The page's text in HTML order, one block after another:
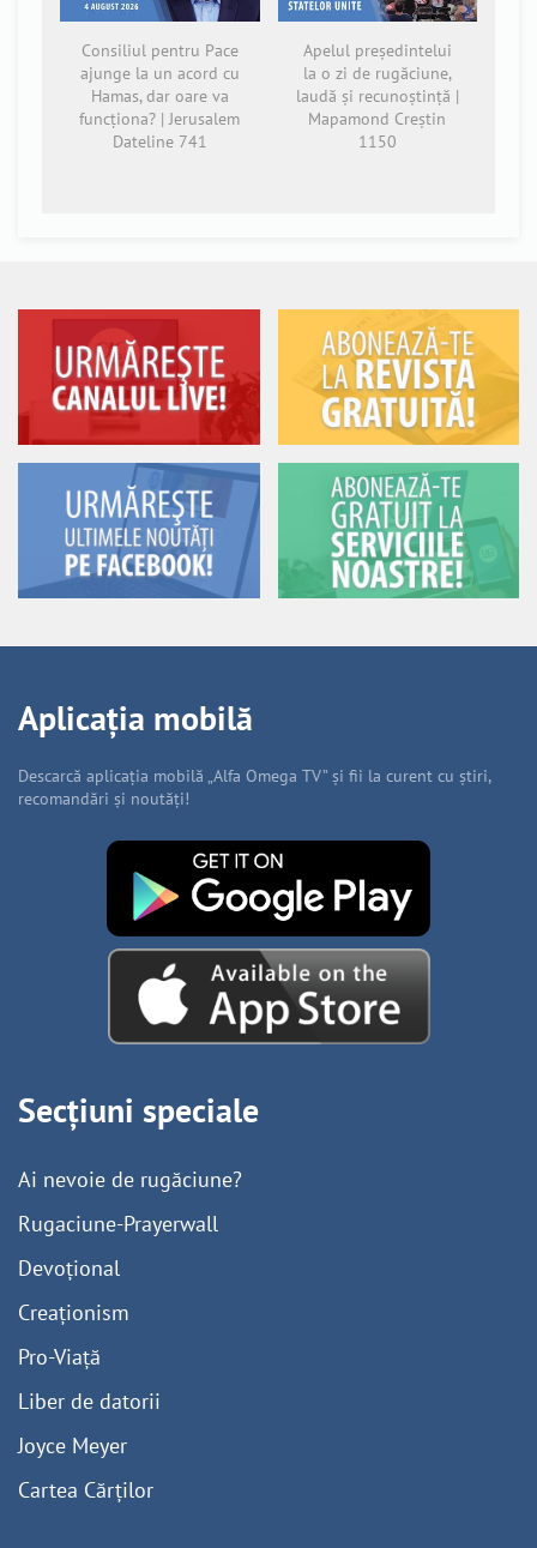
Consiliul pentru Pace
ajunge la un acord cu
Hamas, dar oare va
funcționa? | Jerusalem
Dateline 741
Apelul președintelui
la o zi de rugăciune,
laudă și recunoștință |
Mapamond Creștin
1150
Aplicația mobilă
Descarcă aplicația mobilă „Alfa Omega TV” și fii la curent cu știri,
recomandări și noutăți!
Secțiuni speciale
Ai nevoie de rugăciune?
Rugaciune-Prayerwall
Devoțional
Creaționism
Pro-Viață
Liber de datorii
Joyce Meyer
Cartea Cărților